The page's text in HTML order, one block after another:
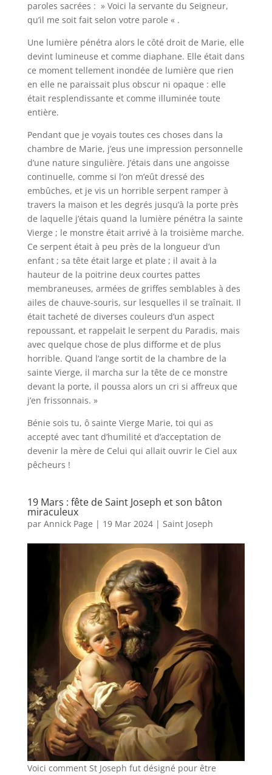
paroles sacrées : » Voici la servante du Seigneur,
qu’il me soit fait selon votre parole « .
Une lumière pénétra alors le côté droit de Marie, elle
devint lumineuse et comme diaphane. Elle était dans
ce moment tellement inondée de lumière que rien
en elle ne paraissait plus obscur ni opaque : elle
était resplendissante et comme illuminée toute
entière.
Pendant que je voyais toutes ces choses dans la
chambre de Marie, j’eus une impression personnelle
d’une nature singulière. J’étais dans une angoisse
continuelle, comme si l’on m’eût dressé des
embûches, et je vis un horrible serpent ramper à
travers la maison et les degrés jusqu’à la porte près
de laquelle j’étais quand la lumière pénétra la sainte
Vierge ; le monstre était arrivé à la troisième marche.
Ce serpent était à peu près de la longueur d’un
enfant ; sa tête était large et plate ; il avait à la
hauteur de la poitrine deux courtes pattes
membraneuses, armées de griffes semblables à des
ailes de chauve-souris, sur lesquelles il se traînait. Il
était tacheté de diverses couleurs d’un aspect
repoussant, et rappelait le serpent du Paradis, mais
avec quelque chose de plus difforme et de plus
horrible. Quand l’ange sortit de la chambre de la
sainte Vierge, il marcha sur la tête de ce monstre
devant la porte, il poussa alors un cri si affreux que
j’en frissonnais. »
Bénie sois tu, ô sainte Vierge Marie, toi qui as
accepté avec tant d’humilité et d’acceptation de
devenir la mère de Celui qui allait ouvrir le Ciel aux
pêcheurs !
19 Mars : fête de Saint Joseph et son bâton
miraculeux
par Annick Page | 19 Mar 2024| Saint Joseph
Voici comment St Joseph fut désigné pour être